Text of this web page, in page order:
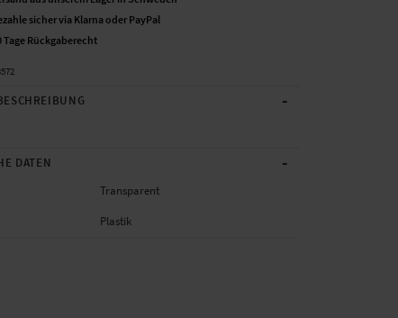
sicher via Klarna oder PayPal
Tage Rückgaberecht
-
DATEN -
Transparent
Plastik